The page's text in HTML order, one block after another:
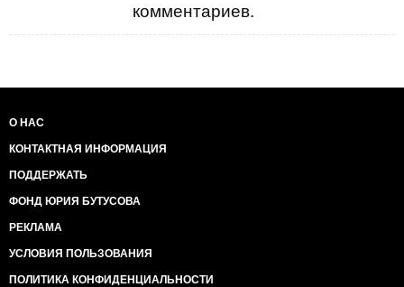
комментариев.
О НАС
КОНТАКТНАЯ ИНФОРМАЦИЯ
ПОДДЕРЖАТЬ
ФОНД ЮРИЯ БУТУСОВА
РЕКЛАМА
УСЛОВИЯ ПОЛЬЗОВАНИЯ
ПОЛИТИКА КОНФИДЕНЦИАЛЬНОСТИ